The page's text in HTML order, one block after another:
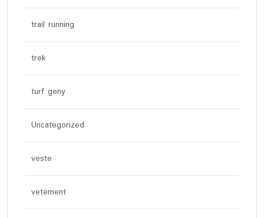
trail running
trek
turf geny
Uncategorized
veste
vetement